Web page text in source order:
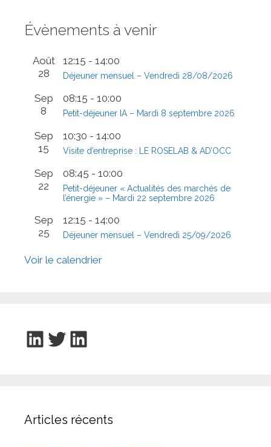
Évènements à venir
Août
28
12:15 - 14:00
Déjeuner mensuel – Vendredi 28/08/2026
Sep
8
08:15 - 10:00
Petit-déjeuner IA – Mardi 8 septembre 2026
Sep
15
10:30 - 14:00
Visite d’entreprise : LE ROSELAB & AD’OCC
Sep
22
08:45 - 10:00
Petit-déjeuner « Actualités des marchés de
l’énergie » – Mardi 22 septembre 2026
Sep
25
12:15 - 14:00
Déjeuner mensuel – Vendredi 25/09/2026
Voir le calendrier
LinkedIn
Twitter
LinkedIn
Articles récents